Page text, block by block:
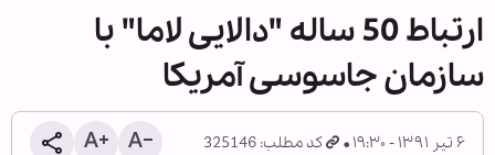
ارتباط 50 ساله "دالایی لاما" با
سازمان جاسوسی آمریکا
۶ تیر ۱۳۹۱ - ۱۹:۳۰ کد مطلب: 325146